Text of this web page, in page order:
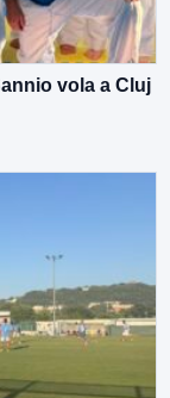
vola a Cluj